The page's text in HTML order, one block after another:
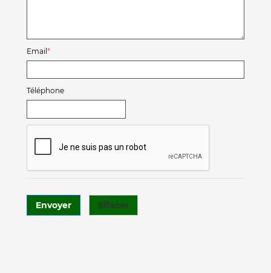
Email
Téléphone
Envoyer Effacer